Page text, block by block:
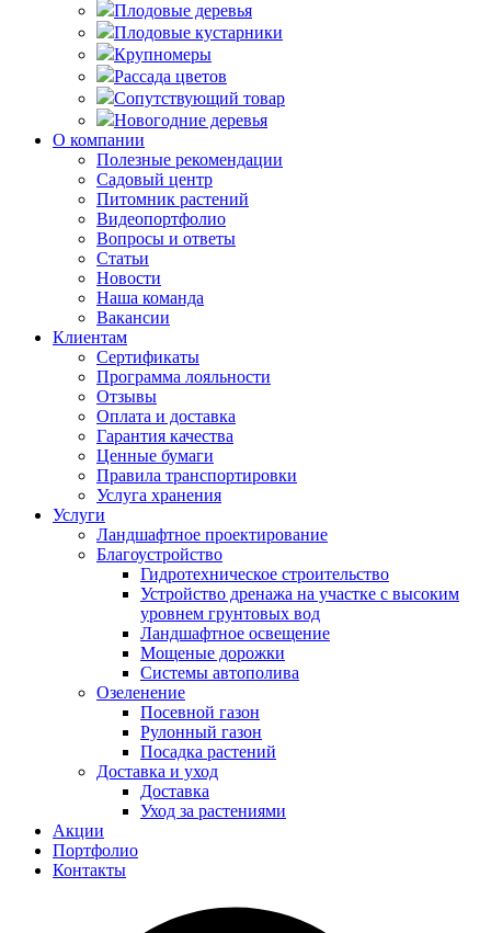
Плодовые деревья
Плодовые кустарники
Крупномеры
Рассада цветов
Сопутствующий товар
Новогодние деревья
О компании
Полезные рекомендации
Садовый центр
Питомник растений
Видеопортфолио
Вопросы и ответы
Статьи
Новости
Наша команда
Вакансии
Клиентам
Сертификаты
Программа лояльности
Отзывы
Оплата и доставка
Гарантия качества
Ценные бумаги
Правила транспортировки
Услуга хранения
Услуги
Ландшафтное проектирование
Благоустройство
Гидротехническое строительство
Устройство дренажа на участке с высоким
уровнем грунтовых вод
Ландшафтное освещение
Мощеные дорожки
Системы автополива
Озеленение
Посевной газон
Рулонный газон
Посадка растений
Доставка и уход
Доставка
Уход за растениями
Акции
Портфолио
Контакты